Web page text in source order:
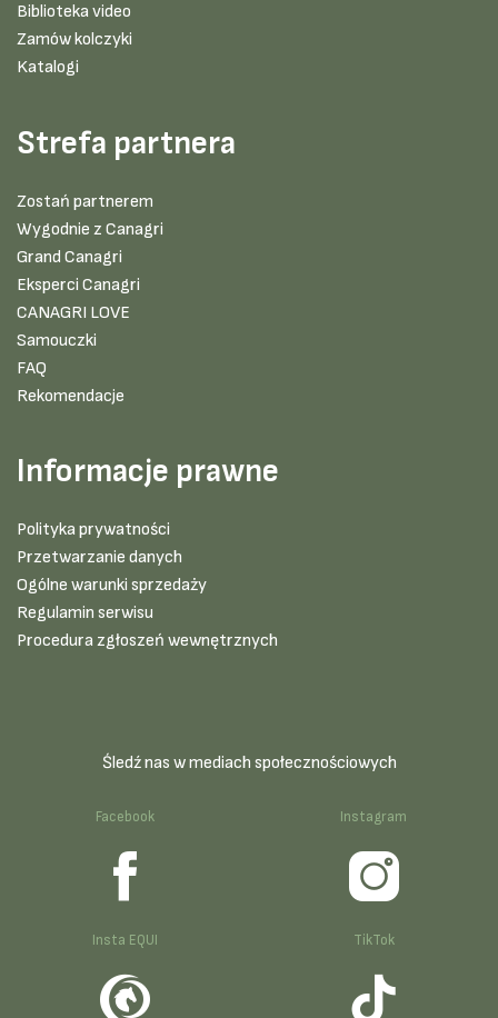
Biblioteka video
Zamów kolczyki
Katalogi
Strefa partnera
Zostań partnerem
Wygodnie z Canagri
Grand Canagri
Eksperci Canagri
CANAGRI LOVE
Samouczki
FAQ
Rekomendacje
Informacje prawne
Polityka prywatności
Przetwarzanie danych
Ogólne warunki sprzedaży
Regulamin serwisu
Procedura zgłoszeń wewnętrznych
Śledź nas w mediach społecznościowych
Facebook Instagram
Insta EQUI TikTok